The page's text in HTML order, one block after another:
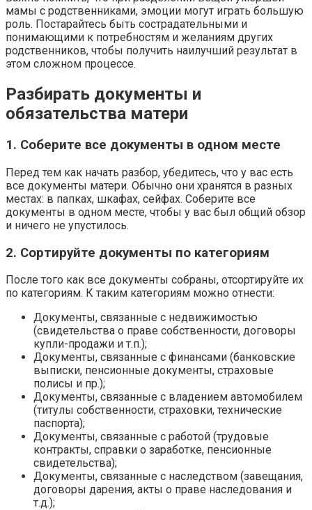
мамы с родственниками, эмоции могут играть большую
роль. Постарайтесь быть сострадательными и
понимающими к потребностям и желаниям других
родственников, чтобы получить наилучший результат в
этом сложном процессе.
Разбирать документы и
обязательства матери
1. Соберите все документы в одном месте
Перед тем как начать разбор, убедитесь, что у вас есть
все документы матери. Обычно они хранятся в разных
местах: в папках, шкафах, сейфах. Соберите все
документы в одном месте, чтобы у вас был общий обзор
и ничего не упустилось.
2. Сортируйте документы по категориям
После того как все документы собраны, отсортируйте их
по категориям. К таким категориям можно отнести:
Документы, связанные с недвижимостью
(свидетельства о праве собственности, договоры
купли-продажи и т.п.);
Документы, связанные с финансами (банковские
выписки, пенсионные документы, страховые
полисы и пр.);
Документы, связанные с владением автомобилем
(титулы собственности, страховки, технические
паспорта);
Документы, связанные с работой (трудовые
контракты, справки о заработке, пенсионные
свидетельства);
Документы, связанные с наследством (завещания,
договоры дарения, акты о праве наследования и
т.д.);